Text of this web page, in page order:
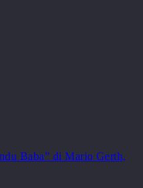
Baba” di Mario Gerth,